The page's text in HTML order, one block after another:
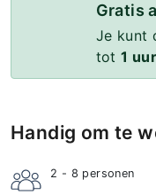
Gratis
Je kunt
tot1 uur
Handig om te
2 - 8 personen